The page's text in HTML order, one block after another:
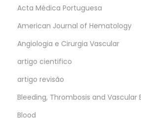
Acta Médica Portuguesa
American Journal of Hematology
Angiologia e Cirurgia Vascular
artigo cientifico
artigo revisão
Bleeding, Thrombosis and Vascular
Blood